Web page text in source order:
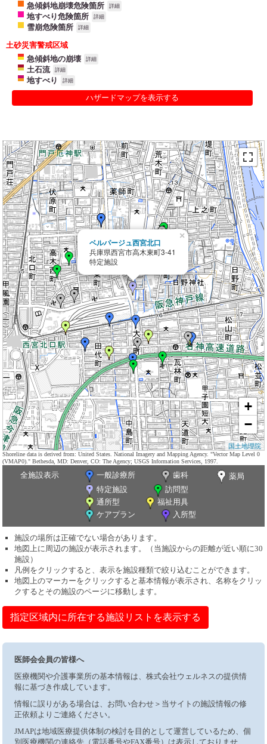
急傾斜地崩壊危険箇所 詳細
地すべり危険箇所 詳細
雪崩危険箇所 詳細
土砂災害警戒区域
急傾斜地の崩壊
詳細
土石流 詳細
地すべり 詳細
ハザードマップを表示する
ベルパージュ西宮北口
兵庫県西宮市高木東町3-41
特定施設
×
+
−
国土地理院
Shoreline data is derived from: United States. National Imagery and Mapping Agency. "Vector Map Level 0
(VMAP0)." Bethesda, MD: Denver, CO: The Agency; USGS Information Services, 1997.
全施設表示 一般診療所 歯科
薬局
特定施設
訪問型
通所型
福祉用具
ケアプラン
入所型
施設の場所は正確でない場合があります。
地図上に周辺の施設が表示されます。（当施設からの距離が近い順に30
施設）
凡例をクリックすると、表示を施設種類で絞り込むことができます。
地図上のマーカーをクリックすると基本情報が表示され、名称をクリッ
クするとその施設のページに移動します。
指定区域内に所在する施設リストを表示する
医師会会員の皆様へ
医療機関や介護事業所の基本情報は、株式会社ウェルネスの提供情
報に基づき作成しています。
情報に誤りがある場合は、お問い合わせ＞当サイトの施設情報の修
正依頼よりご連絡ください。
JMAPは地域医療提供体制の検討を目的として運営しているため、個
別医療機関の連絡先（電話番号やFAX番号）は表示しておりませ